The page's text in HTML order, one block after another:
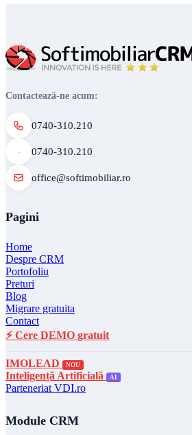
Contactează-ne acum:
0740-310.210
0740-310.210
office@softimobiliar.ro
Pagini
Home
Despre CRM
Portofoliu
Preturi
Blog
Migrare gratuita
Contact
⚡ Cere DEMO gratuit
IMOLEAD NOU
Inteligență Artificială AI
Parteneriat VDI.ro
Module CRM